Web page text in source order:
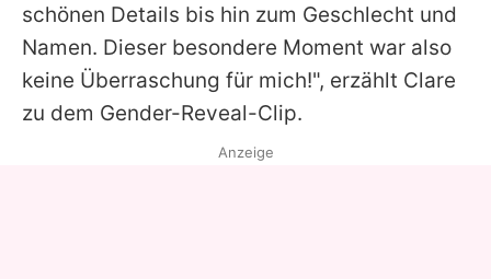
schönen Details bis hin zum Geschlecht und
Namen. Dieser besondere Moment war also
keine Überraschung für mich!", erzählt Clare
zu dem Gender-Reveal-Clip.
Anzeige